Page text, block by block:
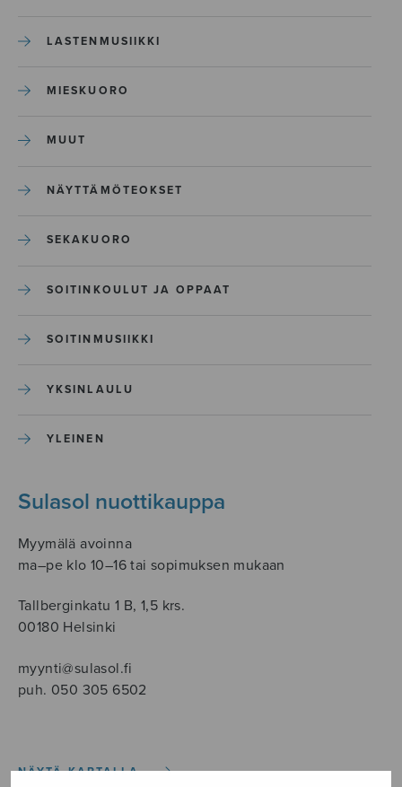
LASTENMUSIIKKI
MIESKUORO
MUUT
NÄYTTÄMÖTEOKSET
SEKAKUORO
SOITINKOULUT JA OPPAAT
SOITINMUSIIKKI
YKSINLAULU
YLEINEN
Sulasol nuottikauppa
Myymälä avoinna
ma–pe klo 10–16 tai sopimuksen mukaan
Tallberginkatu 1 B, 1,5 krs.
00180 Helsinki
myynti@sulasol.fi
puh. 050 305 6502
NÄYTÄ KARTALLA